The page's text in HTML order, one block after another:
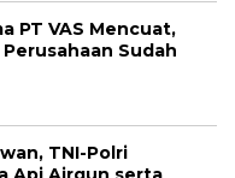
PT VAS Mencuat,
Sudah
TNI-Polri